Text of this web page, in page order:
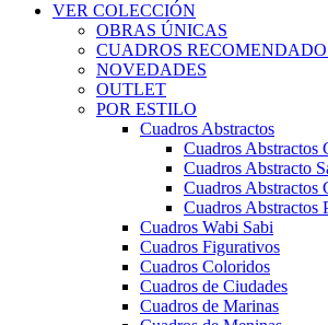
VER COLECCIÓN
OBRAS ÚNICAS
CUADROS
NOVEDADES
OUTLET
POR ESTILO
Cuadros Abstractos
Cuadros Abstractos
Cuadros Abstracto
Cuadros Abstractos
Cuadros Abstractos
Cuadros Wabi Sabi
Cuadros Figurativos
Cuadros Coloridos
Cuadros de Ciudades
Cuadros de Marinas